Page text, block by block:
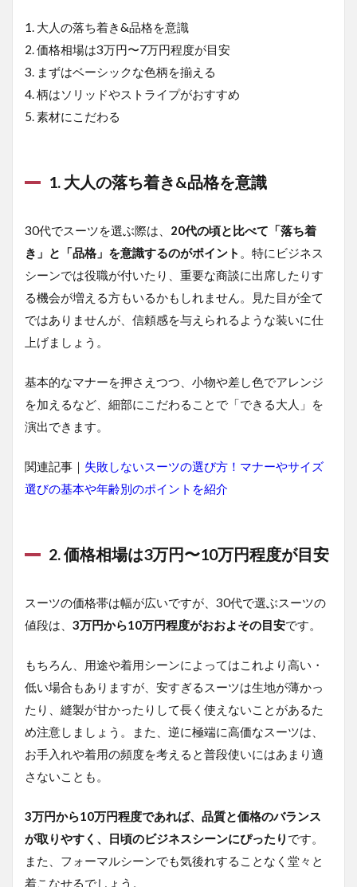
ポ
イ
ト
1.1
1. 大
品格
1.2
2. 価
格相
場は3
万
円〜
10万
円程
目安
1.3
ずは
シッ
色柄
2
は
リ
ド
や
ス
ト
ラ
イ
プ
お
す
め
ピン
1. 大人の落ち着き&品格を意識
2. 価格相場は3万円〜7万円程度が目安
3. まずはベーシックな色柄を揃える
4. 柄はソリッドやストライプがおすすめ
5. 素材にこだわる
1. 大人の落ち着き&品格を意識
30代でスーツを選ぶ際は、 20代の頃と比べて「落ち着
き」と「品格」を意識するのがポイント 。特にビジネス
シーンでは役職が付いたり、重要な商談に出席したりす
る機会が増える方もいるかもしれません。見た目が全て
ではありませんが、信頼感を与えられるような装いに仕
上げましょう。
基本的なマナーを押さえつつ、小物や差し色でアレンジ
を加えるなど、細部にこだわることで「できる大人」を
演出できます。
関連記事｜ 失敗しないスーツの選び方！マナーやサイズ
選びの基本や年齢別のポイントを紹介
2. 価格相場は3万円〜10万円程度が目安
スーツの価格帯は幅が広いですが、30代で選ぶスーツの
値段は、 3万円から10万円程度がおおよその目安です。
もちろん、用途や着用シーンによってはこれより高い・
低い場合もありますが、安すぎるスーツは生地が薄かっ
たり、縫製が甘かったりして長く使えないことがあるた
め注意しましょう。また、逆に極端に高価なスーツは、
お手入れや着用の頻度を考えると普段使いにはあまり適
さないことも。
3万円から10万円程度であれば、品質と価格のバランス
が取りやすく、日頃のビジネスシーンにぴったり です。
また、フォーマルシーンでも気後れすることなく堂々と
着こなせるでしょう。